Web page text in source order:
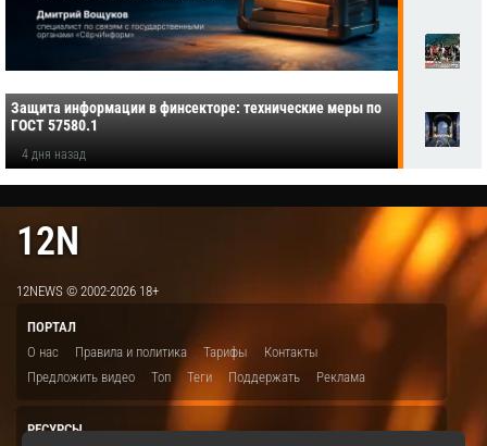
Защита информации в финсекторе: технические меры по
ГОСТ 57580.1
4 дня назад
12N
12NEWS © 2002-2026 18+
ПОРТАЛ
О нас
Правила и политика Тарифы
Контакты
Предложить видео
Топ Теги Поддержать Реклама
РЕСУРСЫ